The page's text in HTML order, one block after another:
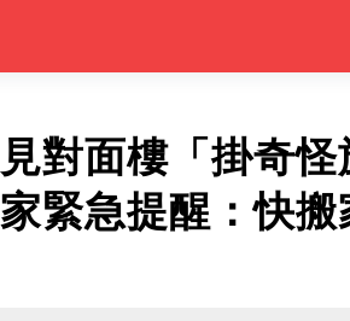
對面樓「掛奇
緊急提醒：快搬